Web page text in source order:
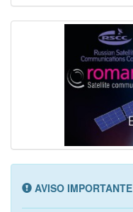
AVISO IMPORTANTE